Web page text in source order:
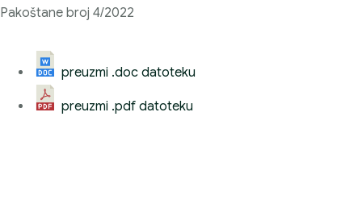
Pakoštane broj 4/2022
preuzmi .doc datoteku
preuzmi .pdf datoteku